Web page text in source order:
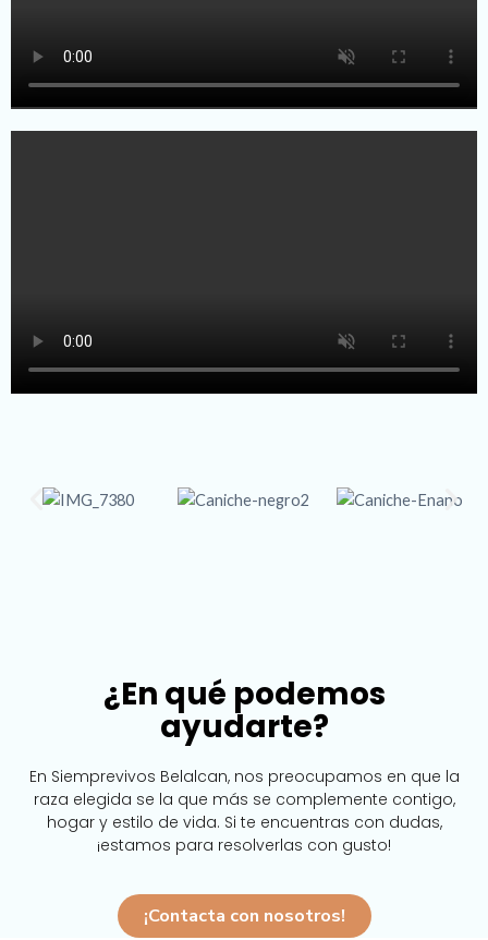
¿En qué podemos
ayudarte?
En Siemprevivos Belalcan, nos preocupamos en que la
raza elegida se la que más se complemente contigo,
hogar y estilo de vida. Si te encuentras con dudas,
¡estamos para resolverlas con gusto!
¡Contacta con nosotros!